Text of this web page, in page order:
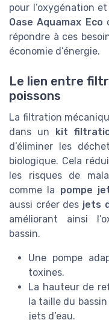
pour l’oxygénation
Oase Aquamax Eco
répondre à ces
économie d’énergie.
Le lien entre
poissons
La filtration
dans un kit
d’éliminer les
biologique. Cela
les risques de
comme la pompe
aussi créer des jets
améliorant ainsi
bassin.
Une pompe
toxines.
La hauteur de
la taille du
jets d’eau.